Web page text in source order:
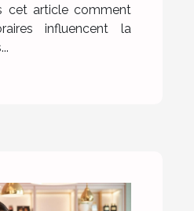
cet article comment
influencent la